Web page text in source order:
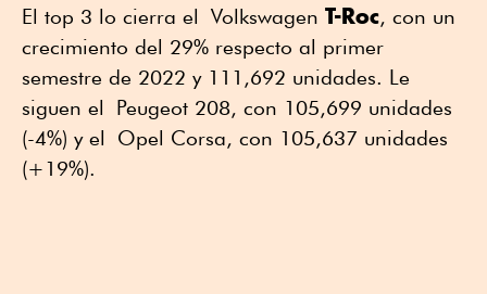
El top 3 lo cierra el Volkswagen T-Roc, con un
crecimiento del 29% respecto al primer
semestre de 2022 y 111,692 unidades. Le
siguen el Peugeot 208, con 105,699 unidades
(-4%) y el Opel Corsa, con 105,637 unidades
(+19%).